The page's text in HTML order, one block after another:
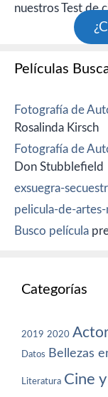
nuestros Test de
Películas
Fotografía de
Rosalinda Kirsch
Fotografía de
Don Stubblefield
exsuegra-
pelicula-de-artes-
Busco película
Categorías
2019 2020
Datos Bellezas
Literatura Cine